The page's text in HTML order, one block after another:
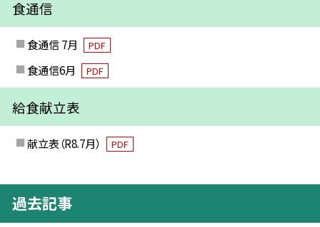
食通信
食通信 7月 PDF
食通信6月 PDF
給食献立表
献立表（R8.7月） PDF
過去記事